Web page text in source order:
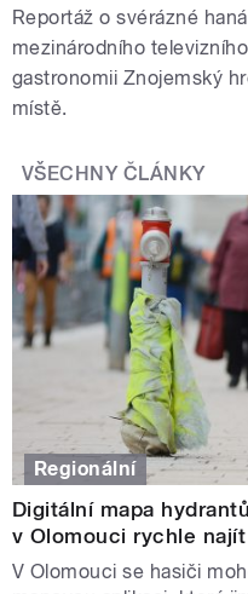
Reportáž o svérázné
mezinárodního
gastronomii Znojemský
místě.
VŠECHNY ČLÁNKY
Regionální
Digitální mapa
v Olomouci rychle
V Olomouci se hasiči